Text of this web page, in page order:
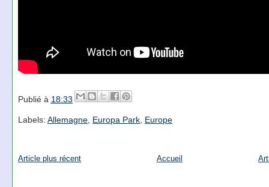
Publié à 18:33
Labels: Allemagne, Europa Park, Europe
Article plus récent Accueil